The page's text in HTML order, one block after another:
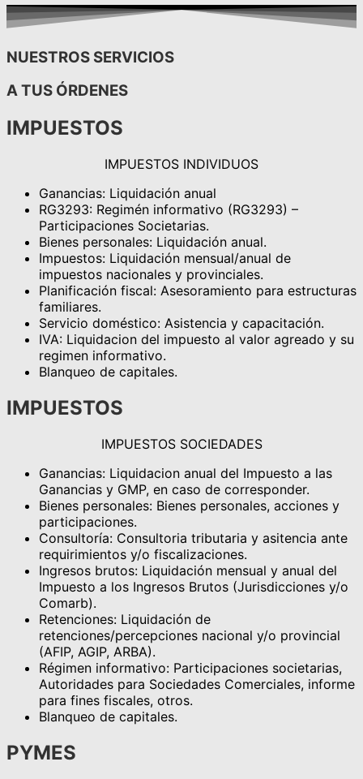
NUESTROS SERVICIOS
A TUS ÓRDENES
IMPUESTOS
IMPUESTOS INDIVIDUOS
Ganancias: Liquidación anual
RG3293: Regimén informativo (RG3293) –
Participaciones Societarias.
Bienes personales: Liquidación anual.
Impuestos: Liquidación mensual/anual de
impuestos nacionales y provinciales.
Planificación fiscal: Asesoramiento para estructuras
familiares.
Servicio doméstico: Asistencia y capacitación.
IVA: Liquidacion del impuesto al valor agreado y su
regimen informativo.
Blanqueo de capitales.
IMPUESTOS
IMPUESTOS SOCIEDADES
Ganancias: Liquidacion anual del Impuesto a las
Ganancias y GMP, en caso de corresponder.
Bienes personales: Bienes personales, acciones y
participaciones.
Consultoría: Consultoria tributaria y asitencia ante
requirimientos y/o fiscalizaciones.
Ingresos brutos: Liquidación mensual y anual del
Impuesto a los Ingresos Brutos (Jurisdicciones y/o
Comarb).
Retenciones: Liquidación de
retenciones/percepciones nacional y/o provincial
(AFIP, AGIP, ARBA).
Régimen informativo: Participaciones societarias,
Autoridades para Sociedades Comerciales, informe
para fines fiscales, otros.
Blanqueo de capitales.
PYMES